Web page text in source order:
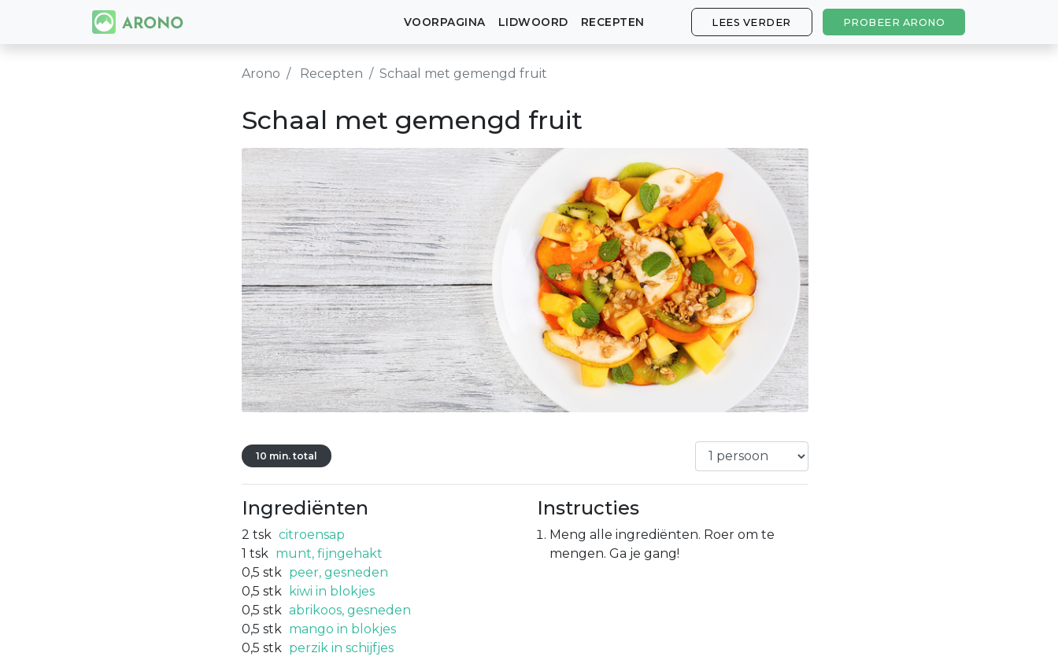
VOORPAGINA LIDWOORD RECEPTEN LEES VERDER PROBEER ARONO
Arono Recepten Schaal met gemengd fruit
Schaal met gemengd fruit
10 min. total
Ingrediënten
2 tsk citroensap
1 tsk munt, fijngehakt
0,5 stk peer, gesneden
0,5 stk
kiwi in blokjes
0,5 stk abrikoos, gesneden
0,5 stk mango in blokjes
0,5 stk perzik in schijfjes
Instructies
Meng alle ingrediënten. Roer om te
mengen. Ga je gang!